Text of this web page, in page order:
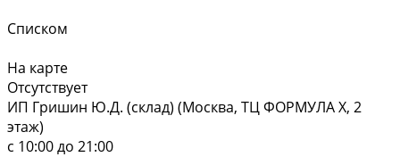
Списком
На карте
Отсутствует
ИП Гришин Ю.Д. (склад) (Москва, ТЦ ФОРМУЛА Х, 2
этаж)
с 10:00 до 21:00